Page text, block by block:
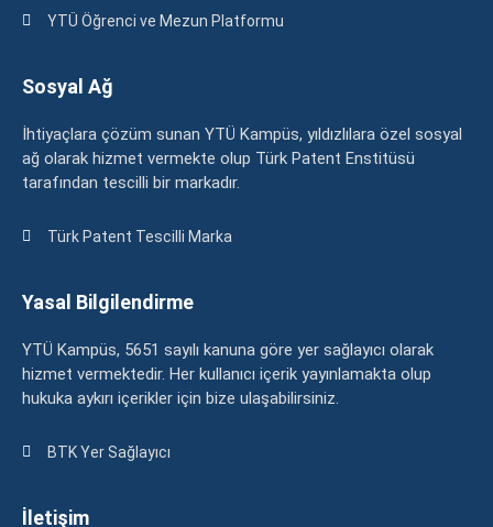
YTÜ Öğrenci ve Mezun Platformu
Sosyal Ağ
İhtiyaçlara çözüm sunan YTÜ Kampüs, yıldızlılara özel sosyal
ağ olarak hizmet vermekte olup Türk Patent Enstitüsü
tarafından tescilli bir markadır.
Türk Patent Tescilli Marka
Yasal Bilgilendirme
YTÜ Kampüs, 5651 sayılı kanuna göre yer sağlayıcı olarak
hizmet vermektedir. Her kullanıcı içerik yayınlamakta olup
hukuka aykırı içerikler için bize ulaşabilirsiniz.
BTK Yer Sağlayıcı
İletişim